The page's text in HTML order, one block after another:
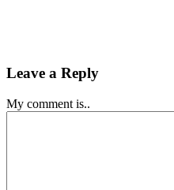
Leave a Reply
My comment is..